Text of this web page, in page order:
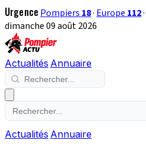
Urgence Pompiers 18· Europe 112·
dimanche 09 août 2026
Actualités Annuaire
Actualités Annuaire